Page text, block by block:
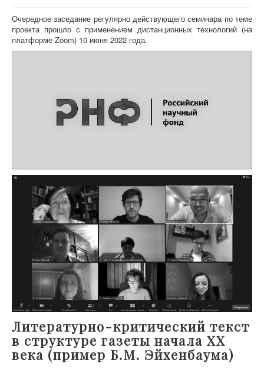
Очередное заседание регулярно действующего семинара по теме
проекта прошло с применением дистанционных технологий (на
платформе Zoom) 10 июня 2022 года.
Литературно-критический текст
в структуре газеты начала ХХ
века (пример Б.М. Эйхенбаума)